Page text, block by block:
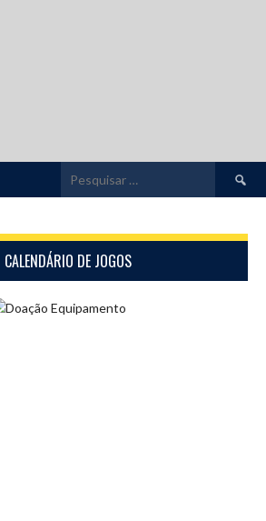
por:
CALENDÁRIO DE JOGOS